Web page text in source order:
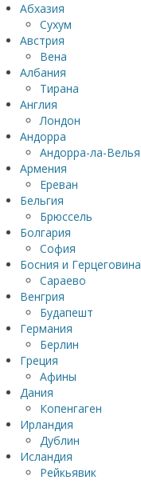
Абхазия
Сухум
Австрия
Вена
Албания
Тирана
Англия
Лондон
Андорра
Андорра-ла-Велья
Армения
Ереван
Бельгия
Брюссель
Болгария
София
Босния и Герцеговина
Сараево
Венгрия
Будапешт
Германия
Берлин
Греция
Афины
Дания
Копенгаген
Ирландия
Дублин
Исландия
Рейкьявик